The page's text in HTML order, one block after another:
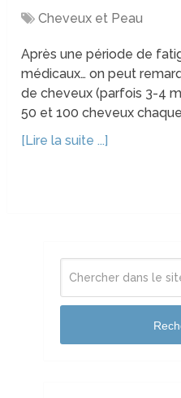
Cheveux et Peau
Après une période de
médicaux… on peut
de cheveux (parfois 3-4
50 et 100 cheveux chaque
[Lire la suite ...]